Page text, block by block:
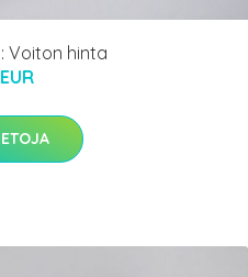
Voiton hinta